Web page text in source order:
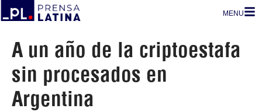
MENU
A un año de la criptoestafa
sin procesados en
Argentina